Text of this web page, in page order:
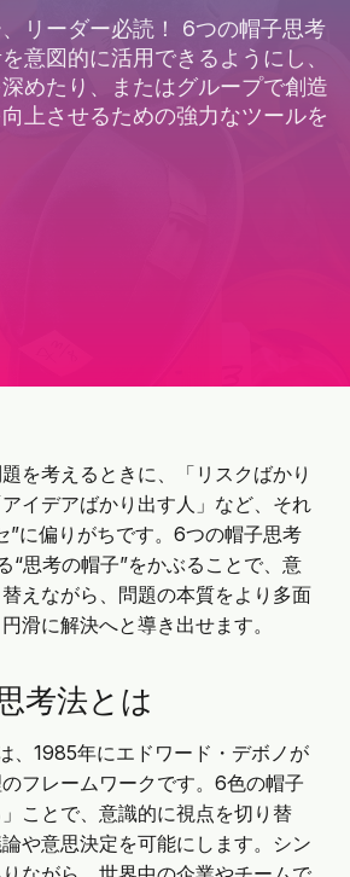
リーダー必読！ 6つの帽子思考
意図的に活用できるようにし、
めたり、またはグループで創造
上させるための強力なツールを
を考えるときに、「リスクばかり
イデアばかり出す人」など、それ
”に偏りがちです。6つの帽子思考
“思考の帽子”をかぶることで、意
えながら、問題の本質をより多面
滑に解決へと導き出せます。
考法とは
、1985年にエドワード・デボノが
フレームワークです。6色の帽子
ことで、意識的に視点を切り替
や意思決定を可能にします。シン